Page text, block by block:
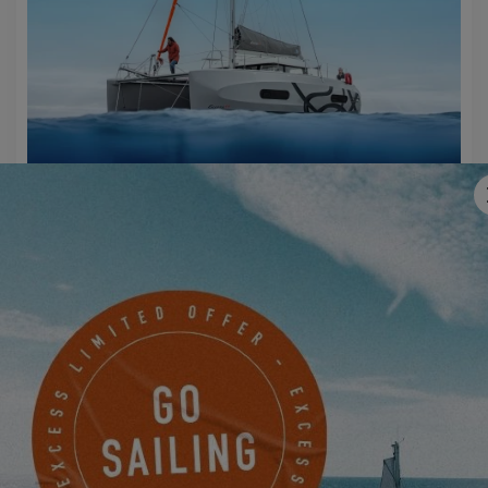
EXCESS 11
PIDA UNA CITA
CONTACTE CON UN AGENTE
EXCESS